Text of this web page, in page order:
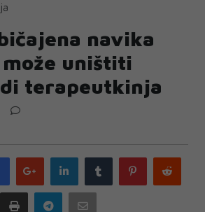
navika
uništiti
terapeutkinja
Google
plus
LinkedIn Tumblr Pinterest
Print Telegram